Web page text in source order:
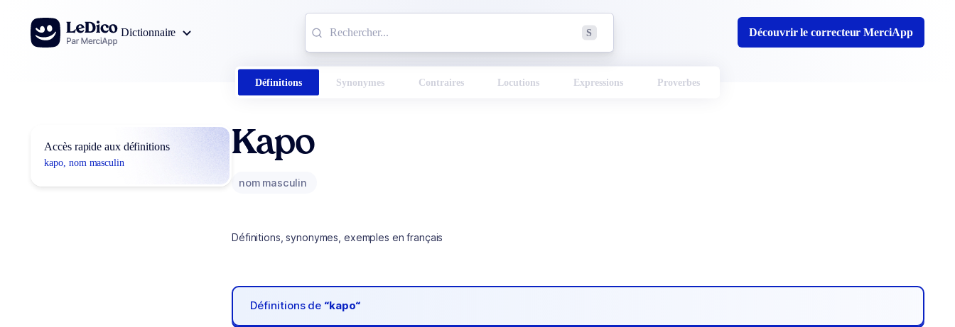
Aller au contenu
Dictionnaire
S Découvrir le correcteur MerciApp
Définitions Synonymes Contraires Locutions Expressions Proverbes
Accès rapide aux définitions
kapo, nom masculin
Kapo
nom masculin
Définitions, synonymes, exemples en français
Définitions de “kapo“